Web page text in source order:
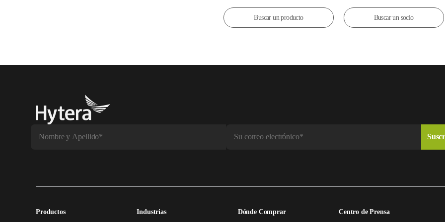
Buscar un producto Buscar un socio
Productos Industrias Dónde Comprar Centro de Prensa